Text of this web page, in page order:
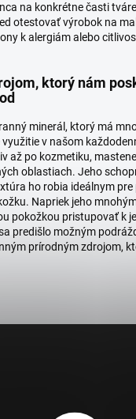
na konkrétne časti
otestovať výrobok na
k alergiám alebo
ktorý nám
minerál, ktorý má
v našom
až po kozmetiku,
oblastiach. Jeho
ho robia ideálnym
Napriek jeho
pokožkou pristupovať k
predišlo možným
prírodným zdrojom,